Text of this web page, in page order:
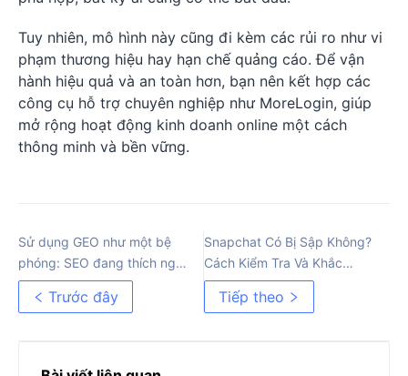
Tuy nhiên, mô hình này cũng đi kèm các rủi ro như vi
phạm thương hiệu hay hạn chế quảng cáo. Để vận
hành hiệu quả và an toàn hơn, bạn nên kết hợp các
công cụ hỗ trợ chuyên nghiệp như MoreLogin, giúp
mở rộng hoạt động kinh doanh online một cách
thông minh và bền vững.
Sử dụng GEO như một bệ
phóng: SEO đang thích nghi
như thế nào với kết quả tìm
kiếm tạo sinh
Trước đây
Snapchat Có Bị Sập Không?
Cách Kiểm Tra Và Khắc
Phục Nhanh Chóng
Tiếp theo